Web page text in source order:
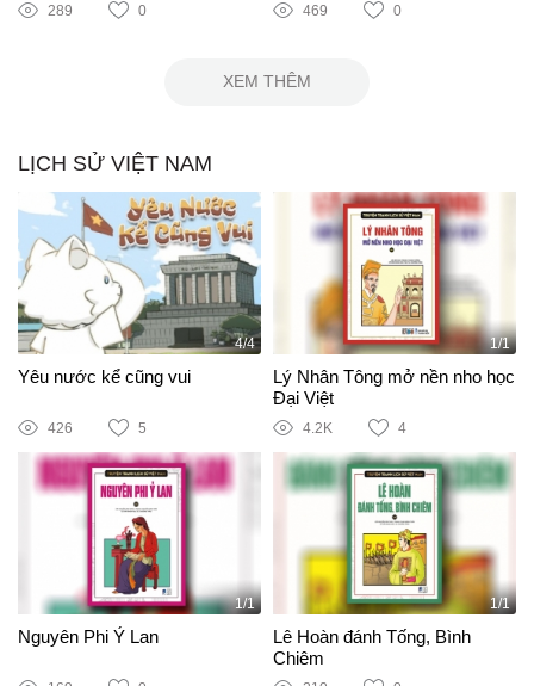
289 0 469 0
XEM THÊM
LỊCH SỬ VIỆT NAM
4/4
Yêu nước kể cũng vui
426 5
1/1
Lý Nhân Tông mở nền nho học
Đại Việt
4.2K 4
1/1
Nguyên Phi Ỷ Lan
1/1
Lê Hoàn đánh Tống, Bình
Chiêm